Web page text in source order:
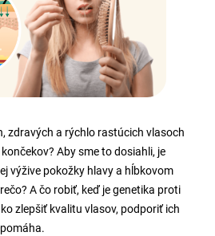
zdravých a rýchlo rastúcich vlasoch
Aby sme to dosiahli, je
výžive pokožky hlavy a hĺbkovom
A čo robiť, keď je genetika proti
zlepšiť kvalitu vlasov, podporiť ich